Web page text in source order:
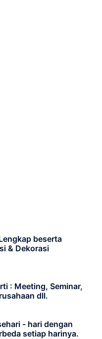
beserta
& Dekorasi
: Meeting, Seminar,
dll.
- hari dengan
setiap harinya.